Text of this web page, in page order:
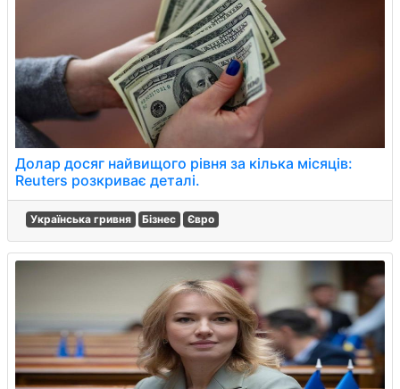
Долар досяг найвищого рівня за кілька місяців:
Reuters розкриває деталі.
Українська гривня Бізнес Євро